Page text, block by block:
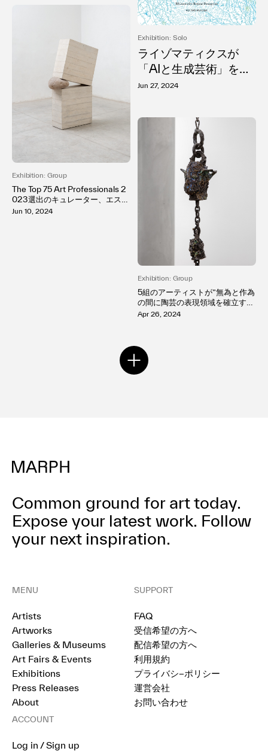
Exhibition: Solo
ライゾマティクスが
「AIと生成芸術」をテ
ーマに創造的思考プロ
む展覧会「Rhizomatik
s Beyond Perceptio
n」が開催。
Jun 27, 2024
Exhibition: Group
The Top 75 Art Professionals 2
023選出のキュレーター、エステ
ラ・プロバスによる物質性と言語
Jun 10, 2024
Exhibition: Group
5組のアーティストが”無為と作為
の間に陶芸の表現領域を確立す
る”グループ展「When I Kiss Yo
Apr 26, 2024
Common ground for art today.
Expose your latest work. Follow
your next inspiration.
MENU
Artists
Artworks
Galleries & Museums
Art Fairs & Events
Exhibitions
Press Releases
About
SUPPORT
FAQ
受信希望の方へ
配信希望の方へ
利用規約
プライバシ−ポリシー
運営会社
お問い合わせ
ACCOUNT
Log in / Sign up